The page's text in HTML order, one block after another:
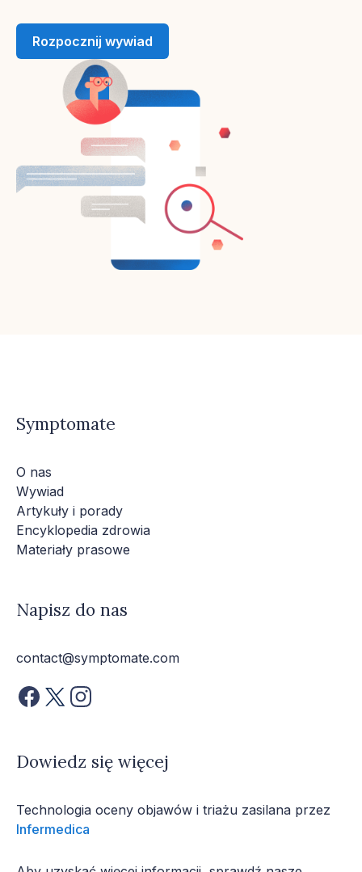
Rozpocznij wywiad
Symptomate
O nas
Wywiad
Artykuły i porady
Encyklopedia zdrowia
Materiały prasowe
Napisz do nas
contact@symptomate.com
Dowiedz się więcej
Technologia oceny objawów i triażu zasilana przez
Infermedica